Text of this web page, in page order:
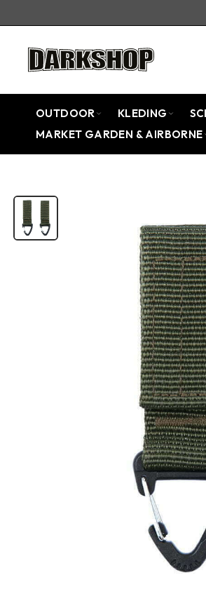
OUTDOOR KLEDING
MARKET GARDEN & AIRBORNE